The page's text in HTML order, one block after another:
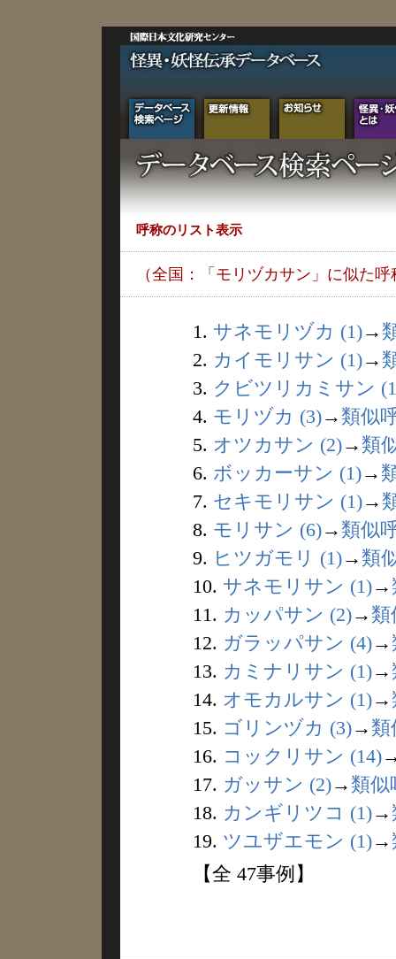
呼称のリスト表示
（全国：「モリヅカサン」に似た呼
1. サネモリヅカ (1)→
2. カイモリサン (1)→
3. クビツリカミサン
4. モリヅカ (3)→ 類似
5. オツカサン (2)→ 類
6. ボッカーサン (1)→
7. セキモリサン (1)→
8. モリサン (6)→ 類似
9. ヒツガモリ (1)→ 類
10. サネモリサン (1)→
11. カッパサン (2)→ 類
12. ガラッパサン (4)→
13. カミナリサン (1)→
14. オモカルサン (1)→
15. ゴリンヅカ (3)→ 類
16. コックリサン (14)
17. ガッサン (2)→ 類似
18. カンギリツコ (1)→
19. ツユザエモン (1)→
【全 47事例】